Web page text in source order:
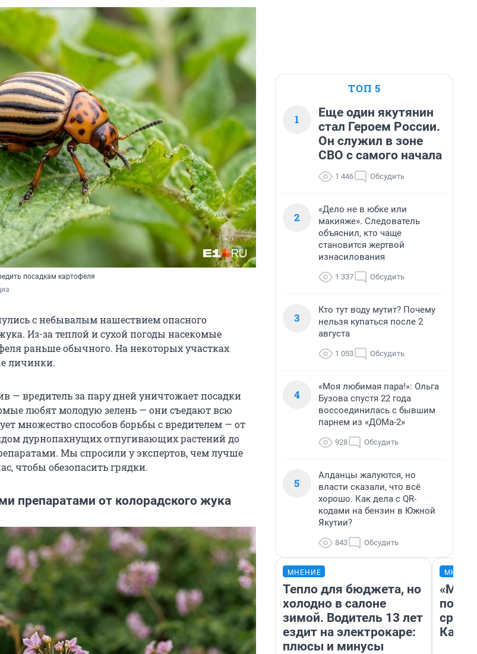
посадкам картофеля
с небывалым нашествием опасного
Из-за теплой и сухой погоды насекомые
раньше обычного. На некоторых участках
личинки.
— вредитель за пару дней уничтожает посадки
любят молодую зелень — они съедают всю
множество способов борьбы с вредителем — от
дурнопахнущих отпугивающих растений до
Мы спросили у экспертов, чем лучше
чтобы обезопасить грядки.
препаратами от колорадского жука
ТОП 5
1
Еще один якутянин
стал Героем России.
Он служил в зоне
СВО с самого начала
1 446 Обсудить
2
«Дело не в юбке или
макияже». Следователь
объяснил, кто чаще
становится жертвой
изнасилования
1 337 Обсудить
3
Кто тут воду мутит? Почему
нельзя купаться после 2
августа
1 053 Обсудить
4
«Моя любимая пара!»: Ольга
Бузова спустя 22 года
воссоединилась с бывшим
парнем из «ДОМа-2»
928 Обсудить
5
Алданцы жалуются, но
власти сказали, что всё
хорошо. Как дела с QR-
кодами на бензин в Южной
Якутии?
843 Обсудить
МНЕНИЕ
Тепло для бюджета, но
холодно в салоне
зимой. Водитель 13 лет
ездит на электрокаре:
плюсы и минусы